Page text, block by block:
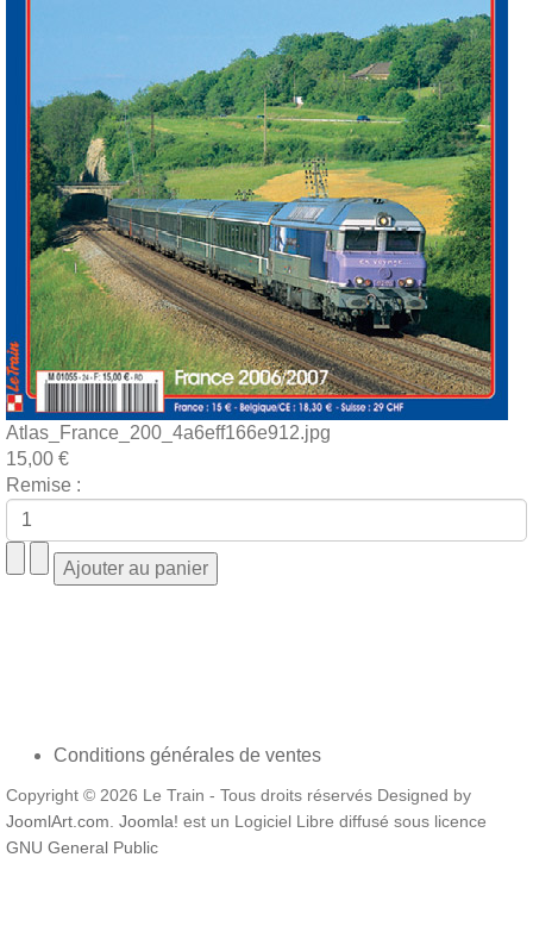
Atlas_France_200_4a6eff166e912.jpg
15,00 €
Remise :
Conditions générales de ventes
Copyright © 2026 Le Train - Tous droits réservés Designed by
JoomlArt.com. Joomla! est un Logiciel Libre diffusé sous licence
GNU General Public